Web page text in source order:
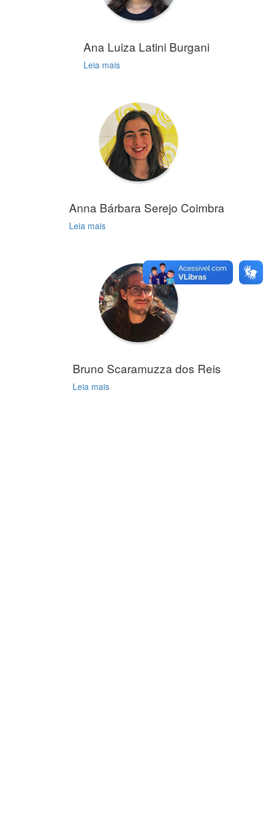
Ana Luiza Latini Burgani
Leia mais
Anna Bárbara Serejo Coimbra
Leia mais
Bruno Scaramuzza dos Reis
Leia mais